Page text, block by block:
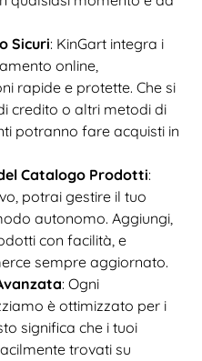
Sicuri: KinGart integra i
online,
rapide e protette. Che si
credito o altri metodi di
potranno fare acquisti in
Catalogo Prodotti:
potrai gestire il tuo
autonomo. Aggiungi,
con facilità, e
sempre aggiornato.
: Ogni
è ottimizzato per i
significa che i tuoi
trovati su